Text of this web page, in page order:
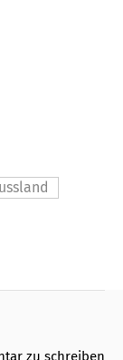
zu schreiben